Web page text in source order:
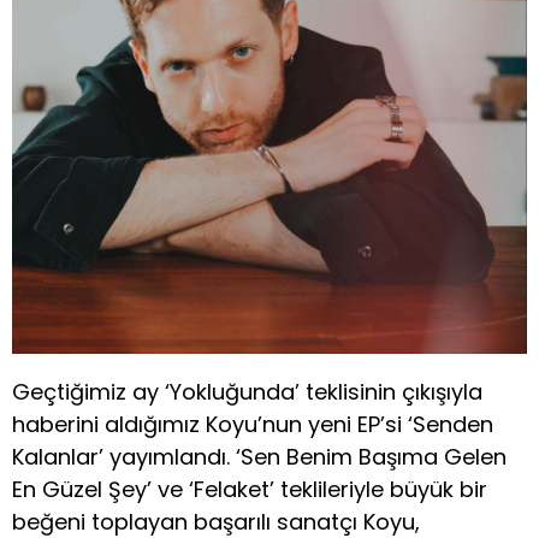
Geçtiğimiz ay ‘Yokluğunda’ teklisinin çıkışıyla
haberini aldığımız Koyu’nun yeni EP’si ‘Senden
Kalanlar’ yayımlandı. ‘Sen Benim Başıma Gelen
En Güzel Şey’ ve ‘Felaket’ teklileriyle büyük bir
beğeni toplayan başarılı sanatçı Koyu,